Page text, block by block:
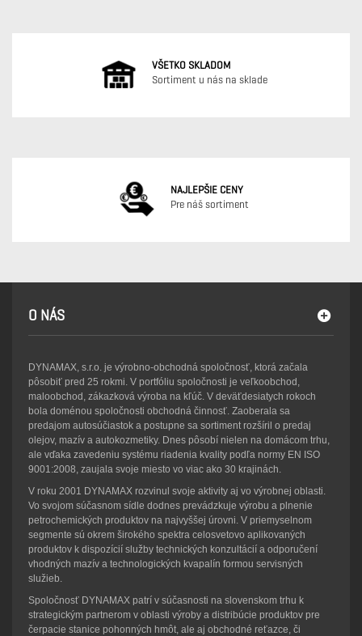
VŠETKO SKLADOM
Sortiment u nás na sklade
NAJLEPŠIE CENY
Pre náš sortiment
O NÁS
DYNAMAX, s.r.o. je výrobno-obchodná spoločnosť, ktorá začala
pôsobiť pred 25 rokmi. V portfóliu spoločnosti je veľkoobchod,
maloobchod, zákazková výroba na kľúč. V deväťdesiatych rokoch
bola doménou spoločnosti obchodná činnosť. Zaoberala sa
predajom autosúčiastok a postupne sa sortiment rozšíril o predaj
olejov, mazív a autokozmetiky. Dnes pôsobí nielen na domácom trhu,
ale vďaka zavedeniu systému riadenia kvality podľa normy EN ISO
9001:2008, zaujala svoje miesto vo viac ako 30 krajinách.
V roku 2001 DYNAMAX rozvinul svoje aktivity aj vo výrobnej oblasti.
Vo svojom súčasnom sídle dodnes prevádzkuje výrobu a plnenie
petrochemických produktov na najvyššej úrovni. V priemyselnom
segmente sú okrem širokého spektra celosvetovo aplikovaných
produktov k dispozícií služby technických konzultácií a odporučení
vhodných mazív a technologických kvapalín formou servisných
služieb.
Spoločnosť DYNAMAX patrí v súčasnosti na slovenskom trhu k
strategickým partnerom v oblasti výroby a distribúcie produktov pre
čerpacie stanice pohonných hmôt, ale aj obchodné reťazce, či